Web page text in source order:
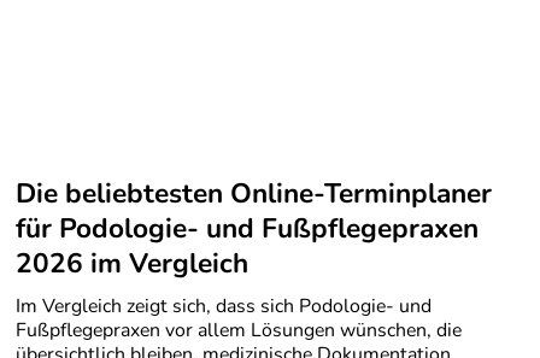
Die beliebtesten Online-Terminplaner
für Podologie- und Fußpflegepraxen
2026 im Vergleich
Im Vergleich zeigt sich, dass sich Podologie- und
Fußpflegepraxen vor allem Lösungen wünschen, die